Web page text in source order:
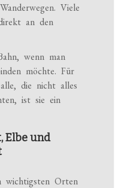
Viele
an den
wenn man
möchte. Für
die nicht alles
ist sie ein
Elbe und
Orten